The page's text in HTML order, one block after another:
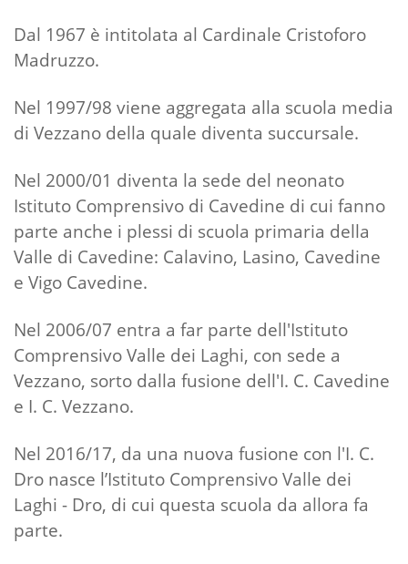
Dal 1967 è intitolata al Cardinale Cristoforo
Madruzzo.
Nel 1997/98 viene aggregata alla scuola media
di Vezzano della quale diventa succursale.
Nel 2000/01 diventa la sede del neonato
Istituto Comprensivo di Cavedine di cui fanno
parte anche i plessi di scuola primaria della
Valle di Cavedine: Calavino, Lasino, Cavedine
e Vigo Cavedine.
Nel 2006/07 entra a far parte dell'Istituto
Comprensivo Valle dei Laghi, con sede a
Vezzano, sorto dalla fusione dell'I. C. Cavedine
e I. C. Vezzano.
Nel 2016/17, da una nuova fusione con l'I. C.
Dro nasce l’Istituto Comprensivo Valle dei
Laghi - Dro, di cui questa scuola da allora fa
parte.